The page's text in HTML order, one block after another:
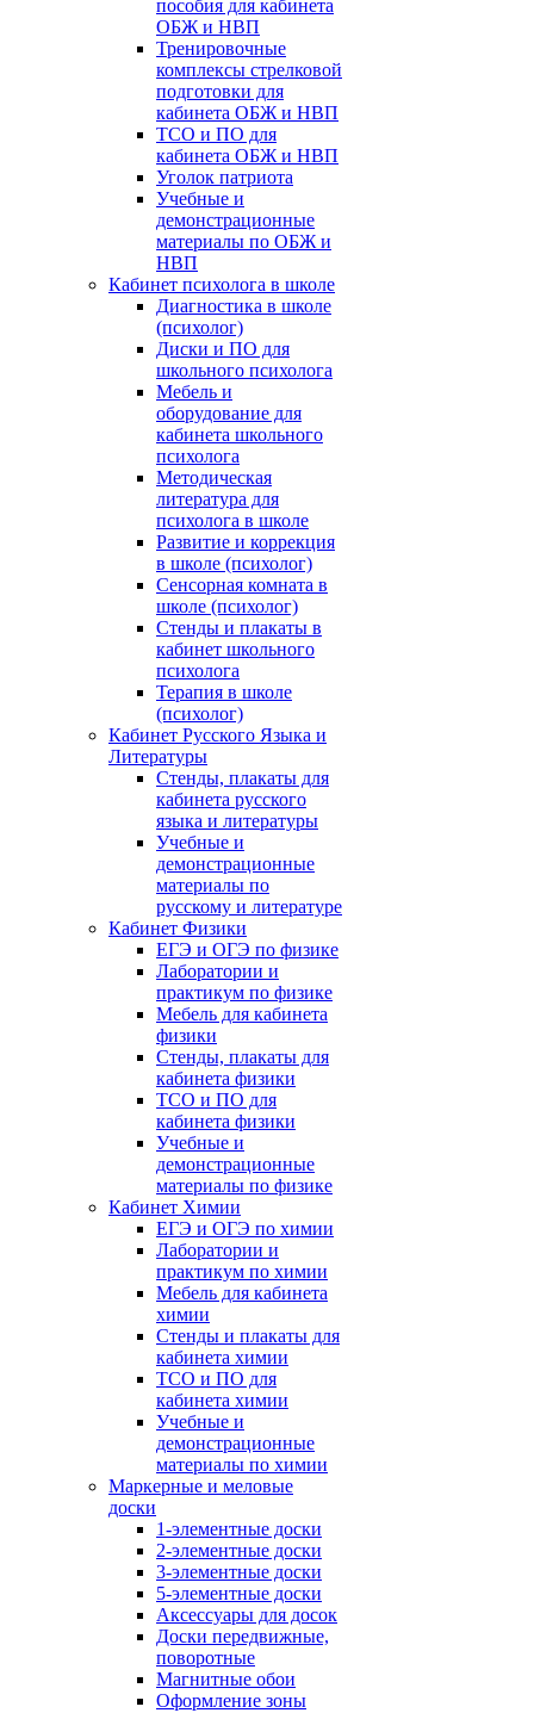
пособия для кабинета
ОБЖ и НВП
Тренировочные
комплексы стрелковой
подготовки для
кабинета ОБЖ и НВП
ТСО и ПО для
кабинета ОБЖ и НВП
Уголок патриота
Учебные и
демонстрационные
материалы по ОБЖ и
НВП
Кабинет психолога в школе
Диагностика в школе
(психолог)
Диски и ПО для
школьного психолога
Мебель и
оборудование для
кабинета школьного
психолога
Методическая
литература для
психолога в школе
Развитие и коррекция
в школе (психолог)
Сенсорная комната в
школе (психолог)
Стенды и плакаты в
кабинет школьного
психолога
Терапия в школе
(психолог)
Кабинет Русского Языка и
Литературы
Стенды, плакаты для
кабинета русского
языка и литературы
Учебные и
демонстрационные
материалы по
русскому и литературе
Кабинет Физики
ЕГЭ и ОГЭ по физике
Лаборатории и
практикум по физике
Мебель для кабинета
физики
Стенды, плакаты для
кабинета физики
ТСО и ПО для
кабинета физики
Учебные и
демонстрационные
материалы по физике
Кабинет Химии
ЕГЭ и ОГЭ по химии
Лаборатории и
практикум по химии
Мебель для кабинета
химии
Стенды и плакаты для
кабинета химии
ТСО и ПО для
кабинета химии
Учебные и
демонстрационные
материалы по химии
Маркерные и меловые
доски
1-элементные доски
2-элементные доски
3-элементные доски
5-элементные доски
Аксессуары для досок
Доски передвижные,
поворотные
Магнитные обои
Оформление зоны